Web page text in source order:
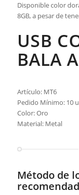
Disponible color
8GB, a pesar de
USB
BALA
Artículo: MT6
Pedido Mínimo: 10
Color: Oro
Material: Metal
Método de